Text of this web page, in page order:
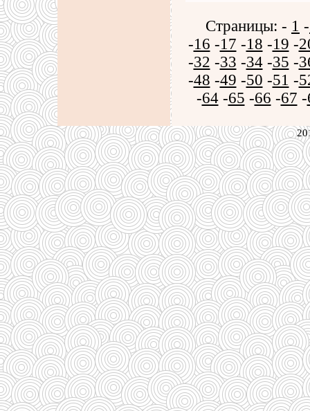
Страницы: - 1 -
-16 -17 -18 -19 -
-32 -33 -34-35 -
-48 -49 -50 -51 -
-64-65 -66 -67 -